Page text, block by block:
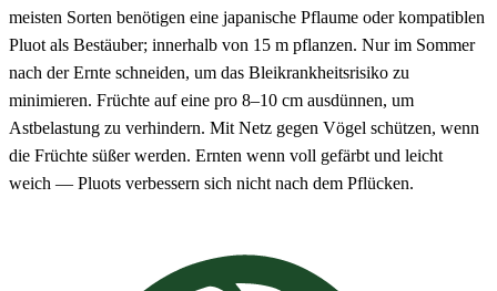
meisten Sorten benötigen eine japanische Pflaume oder kompatiblen
Pluot als Bestäuber; innerhalb von 15 m pflanzen. Nur im Sommer
nach der Ernte schneiden, um das Bleikrankheitsrisiko zu
minimieren. Früchte auf eine pro 8–10 cm ausdünnen, um
Astbelastung zu verhindern. Mit Netz gegen Vögel schützen, wenn
die Früchte süßer werden. Ernten wenn voll gefärbt und leicht
weich — Pluots verbessern sich nicht nach dem Pflücken.